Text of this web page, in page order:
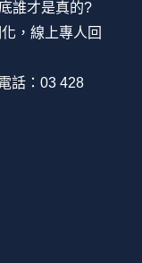
誰才是真的?
，線上專人回
話：03 428